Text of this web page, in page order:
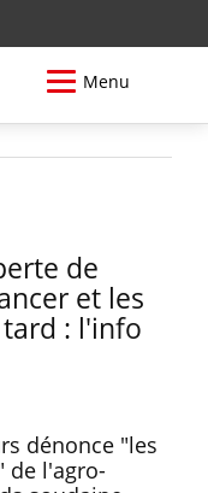
Menu
de
et les
: l'info
dénonce "les
de l'agro-